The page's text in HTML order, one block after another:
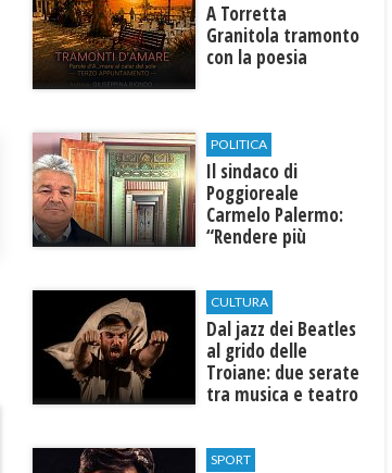
​A Torretta
Granitola tramonto
con la poesia
POLITICA
Il sindaco di
Poggioreale
Carmelo Palermo:
“Rendere più
Castelvetrano."
CULTURA
Dal jazz dei Beatles
al grido delle
Troiane: due serate
tra musica e teatro
SPORT